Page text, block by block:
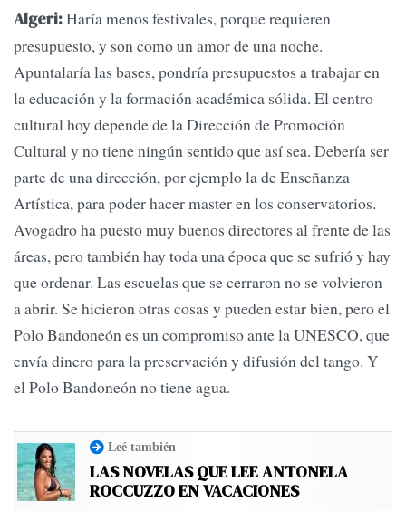
Algeri:Haría menos festivales, porque requieren
presupuesto, y son como un amor de una noche.
Apuntalaría las bases, pondría presupuestos a trabajar en
la educación y la formación académica sólida. El centro
cultural hoy depende de la Dirección de Promoción
Cultural y no tiene ningún sentido que así sea. Debería ser
parte de una dirección, por ejemplo la de Enseñanza
Artística, para poder hacer master en los conservatorios.
Avogadro ha puesto muy buenos directores al frente de las
áreas, pero también hay toda una época que se sufrió y hay
que ordenar. Las escuelas que se cerraron no se volvieron
a abrir. Se hicieron otras cosas y pueden estar bien, pero el
Polo Bandoneón es un compromiso ante la UNESCO, que
envía dinero para la preservación y difusión del tango. Y
el Polo Bandoneón no tiene agua.
Leé también
LAS NOVELAS QUE LEE ANTONELA
ROCCUZZO EN VACACIONES